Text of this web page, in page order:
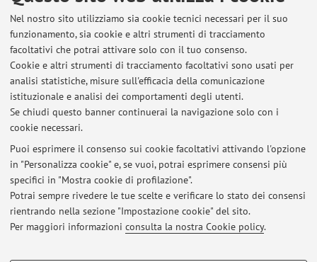
Nel nostro sito utilizziamo sia cookie tecnici necessari per il suo
funzionamento, sia cookie e altri strumenti di tracciamento
facoltativi che potrai attivare solo con il tuo consenso.
Cookie e altri strumenti di tracciamento facoltativi sono usati per
analisi statistiche, misure sull'efficacia della comunicazione
istituzionale e analisi dei comportamenti degli utenti.
Se chiudi questo banner continuerai la navigazione solo con i
cookie necessari.
Puoi esprimere il consenso sui cookie facoltativi attivando l'opzione
in "Personalizza cookie" e, se vuoi, potrai esprimere consensi più
specifici in "Mostra cookie di profilazione".
Potrai sempre rivedere le tue scelte e verificare lo stato dei consensi
rientrando nella sezione "Impostazione cookie" del sito.
Per maggiori informazioni consulta la nostra Cookie policy.
L'attività di ricerca si sviluppa secondo le seguenti principali
tematiche:
Azionamenti multifase;
Azionamenti elettrici a velocità variabile;
Convertitori multifase e multilivello.
Ultimi avvisi
Al momento non sono presenti avvisi.